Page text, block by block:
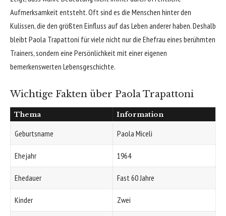
Aufmerksamkeit entsteht. Oft sind es die Menschen hinter den
Kulissen, die den größten Einfluss auf das Leben anderer haben. Deshalb
bleibt Paola Trapattoni für viele nicht nur die Ehefrau eines berühmten
Trainers, sondern eine Persönlichkeit mit einer eigenen
bemerkenswerten Lebensgeschichte.
Wichtige Fakten über Paola Trapattoni
Thema Information
Geburtsname Paola Miceli
Ehejahr 1964
Ehedauer Fast 60 Jahre
Kinder Zwei